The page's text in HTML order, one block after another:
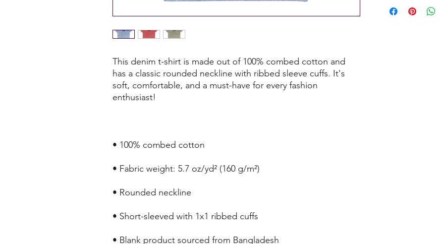
This denim t-shirt is made out of 100% combed cotton and
has a classic rounded neckline with ribbed sleeve cuffs. It's
soft, comfortable, and a must-have for every fashion
• Blank product sourced from Bangladesh